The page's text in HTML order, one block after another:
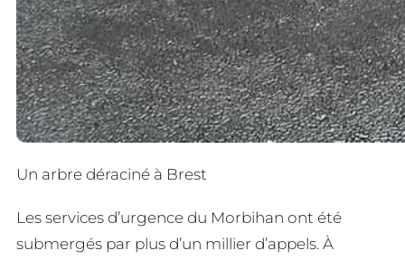
Un arbre déraciné à Brest
Les services d’urgence du Morbihan ont été
submergés par plus d’un millier d’appels. À